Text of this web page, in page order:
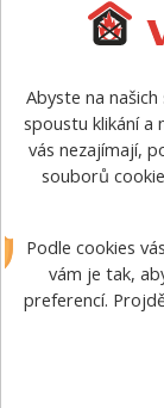
a
Požární
4x60 metrů s
500m
Abyste na
spoustu klikání a
vás nezajímají,
souborů
Podle cookies
vám je tak,
preferencí.